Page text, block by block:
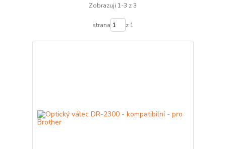
Zobrazuji 1-3 z 3
strana z 1